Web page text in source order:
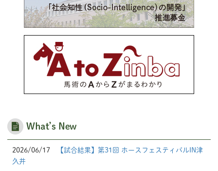
2026/06/17
【試合結果】第31回 ホースフェスティバルIN津
久井